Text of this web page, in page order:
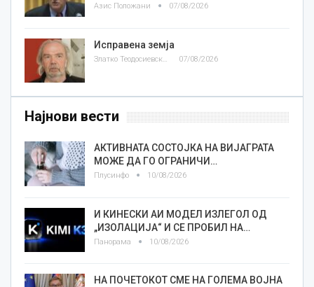
Азис Положани 07/08/2026
Исправена земја
07/08/2026
Најнови вести
АКТИВНАТА СОСТОЈКА НА ВИЈАГРАТА
МОЖЕ ДА ГО ОГРАНИЧИ…
Плусинфо 10/08/2026
И КИНЕСКИ АИ МОДЕЛ ИЗЛЕГОЛ ОД
„ИЗОЛАЦИЈА“ И СЕ ПРОБИЛ НА…
Панорама 10/08/2026
НА ПОЧЕТОКОТ СМЕ НА ГОЛЕМА ВОЈНА